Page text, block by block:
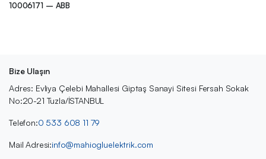
10006171 – ABB
Bize Ulaşın
Adres: Evliya Çelebi Mahallesi Giptaş Sanayi Sitesi Fersah Sokak
No:20-21 Tuzla/İSTANBUL
Telefon:0 533 608 11 79
Mail Adresi:info@mahiogluelektrik.com